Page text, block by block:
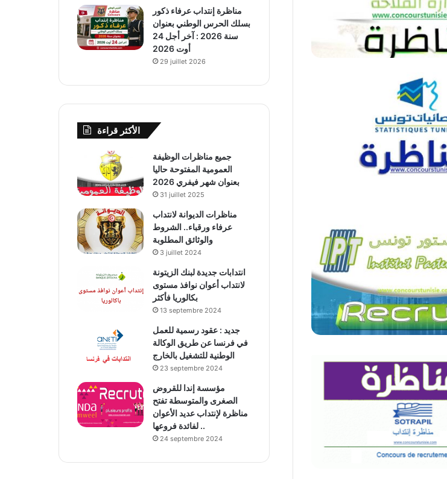
مناظرة إنتداب عرفاء ذكور
بسلك الحرس الوطني بعنوان
سنة 2026 : آخر أجل 24
أوت 2026
29 juillet 2026
الأكثر قراءة
جميع مناظرات الوظيفة
العمومية المفتوحة حاليا
بعنوان شهر فيفري 2026
31 juillet 2025
مناظرات الديوانة لانتداب
عرفاء ورقباء.. الشروط
والوثائق المطلوبة
3 juillet 2024
انتدابات جديدة لبنك الزيتونة
لانتداب أعوان نوافذ مستوى
بكالوريا فأكثر
13 septembre 2024
جديد : عقود رسمية للعمل
في فرنسا عن طريق الوكالة
الوطنية للتشغيل بالخارج
23 septembre 2024
مؤسسة إندا للقروض
الصغرى والمتوسطة تفتح
مناظرة لإنتداب عديد الأعوان
لفائدة فروعها ..
24 septembre 2024